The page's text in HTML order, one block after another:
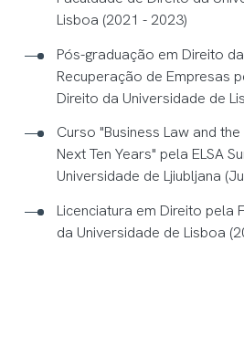
Lisboa (2021 - 2023)
Pós-graduação em Direito
Recuperação de Empresas
Direito da Universidade de
Curso "Business Law and
Next Ten Years" pela ELSA
Universidade de Ljiubljana
Licenciatura em Direito pela
da Universidade de Lisboa